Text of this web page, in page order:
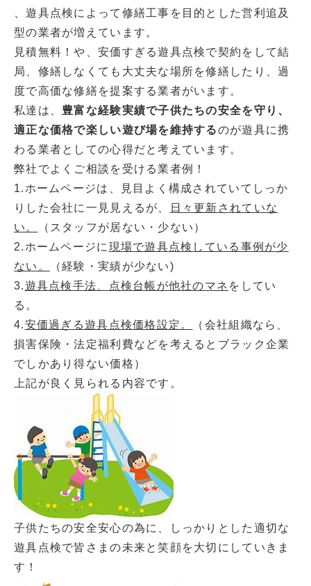
、遊具点検によって修繕工事を目的とした営利追及
型の業者が増えています。
見積無料！や、安価すぎる遊具点検で契約をして結
局、修繕しなくても大丈夫な場所を修繕したり、過
度で高価な修繕を提案する業者がいます。
私達は、 豊富な経験実績で子供たちの安全を守り、
適正な価格で楽しい遊び場を維持するのが遊具に携
わる業者としての心得だと考えています。
弊社でよくご相談を受ける業者例！
1.ホームページは、見目よく構成されていてしっか
りした会社に一見見えるが、
日々更新されていな
い。
（スタッフが居ない・少ない）
2.ホームページに 現場で遊具点検している事例が少
ない。
（経験・実績が少ない)
3.遊具点検手法、点検台帳が他社のマネ をしてい
る。
4.安価過ぎる遊具点検価格設定。
（会社組織なら、
損害保険・法定福利費などを考えるとブラック企業
でしかあり得ない価格）
上記が良く見られる内容です。
子供たちの安全安心の為に、しっかりとした適切な
遊具点検で皆さまの未来と笑顔を大切にしていきま
す！